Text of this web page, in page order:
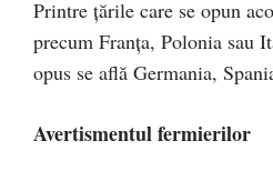
Printre țările care se opun
precum Franța, Polonia sau
opus se află Germania,
Avertismentul fermierilor